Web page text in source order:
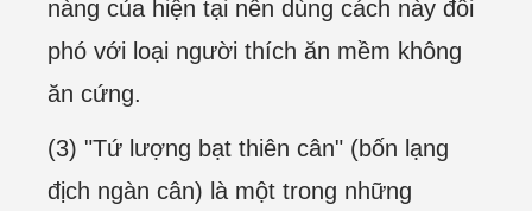
nàng của hiện tại nên dùng cách này đối
phó với loại người thích ăn mềm không
ăn cứng.
(3) "Tứ lượng bạt thiên cân" (bốn lạng
địch ngàn cân) là một trong những